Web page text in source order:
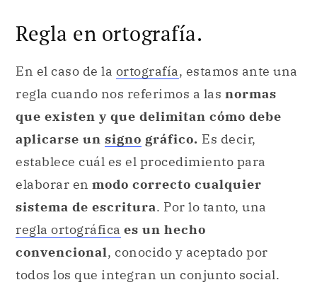
Regla en ortografía.
En el caso de la ortografía, estamos ante una
regla cuando nos referimos a las normas
que existen y que delimitan cómo debe
aplicarse un signo gráfico. Es decir,
establece cuál es el procedimiento para
elaborar en modo correcto cualquier
sistema de escritura. Por lo tanto, una
regla ortográfica es un hecho
convencional, conocido y aceptado por
todos los que integran un conjunto social.